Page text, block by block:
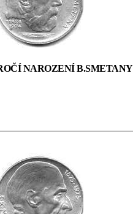
NAROZENÍ B.SMETANY